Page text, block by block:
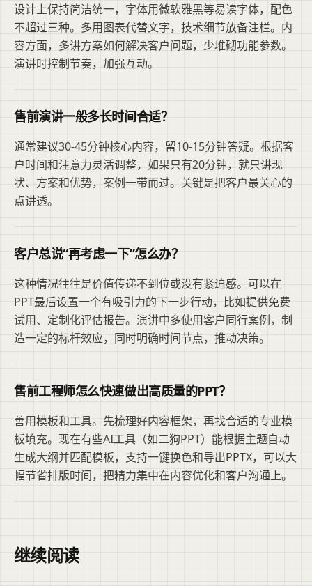
设计上保持简洁统一，字体用微软雅黑等易读字体，配色
不超过三种。多用图表代替文字，技术细节放备注栏。内
容方面，多讲方案如何解决客户问题，少堆砌功能参数。
演讲时控制节奏，加强互动。
售前演讲一般多长时间合适？
通常建议30-45分钟核心内容，留10-15分钟答疑。根据客
户时间和注意力灵活调整，如果只有20分钟，就只讲现
状、方案和优势，案例一带而过。关键是把客户最关心的
点讲透。
客户总说“再考虑一下”怎么办？
这种情况往往是价值传递不到位或没有紧迫感。可以在
PPT最后设置一个有吸引力的下一步行动，比如提供免费
试用、定制化评估报告。演讲中多使用客户同行案例，制
造一定的标杆效应，同时明确时间节点，推动决策。
售前工程师怎么快速做出高质量的PPT？
善用模板和工具。先梳理好内容框架，再找合适的专业模
板填充。现在有些AI工具（如二狗PPT）能根据主题自动
生成大纲并匹配模板，支持一键换色和导出PPTX，可以大
幅节省排版时间，把精力集中在内容优化和客户沟通上。
继续阅读